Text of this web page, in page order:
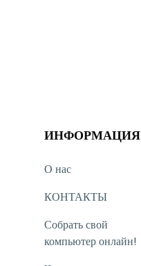
ИНФОРМАЦИЯ
О нас
КОНТАКТЫ
Собрать свой
компьютер онлайн!